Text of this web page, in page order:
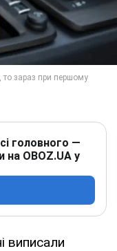
головного —
на OBOZ.UA у
виписали